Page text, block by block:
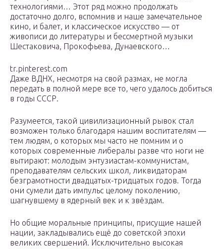
технологиями… Этот ряд можно продолжать
достаточно долго, вспомнив и наше замечательное
кино, и балет, и классическое искусство — от
живописи до литературы и бессмертной музыки
Шестаковича, Прокофьева, Дунаевского…
tr.pinterest.com
Даже ВДНХ, несмотря на свой размах, не могла
передать в полной мере все то, чего удалось добиться
в годы СССР.
Разумеется, такой цивилизационный рывок стал
возможен только благодаря нашим воспитателям —
тем людям, о которых мы часто не помним и о
которых современные либералы разве что ноги не
вытирают: молодым энтузиастам-коммунистам,
преподавателям сельских школ, ликвидаторам
безграмотности двадцатых-тридцатых годов. Тогда
они сумели дать импульс целому поколению,
шагнувшему в ядерный век и к звёздам.
Но общие моральные принципы, присущие нашей
нации, закладывались ещё до советской эпохи
великих свершений. Исключительно высокая